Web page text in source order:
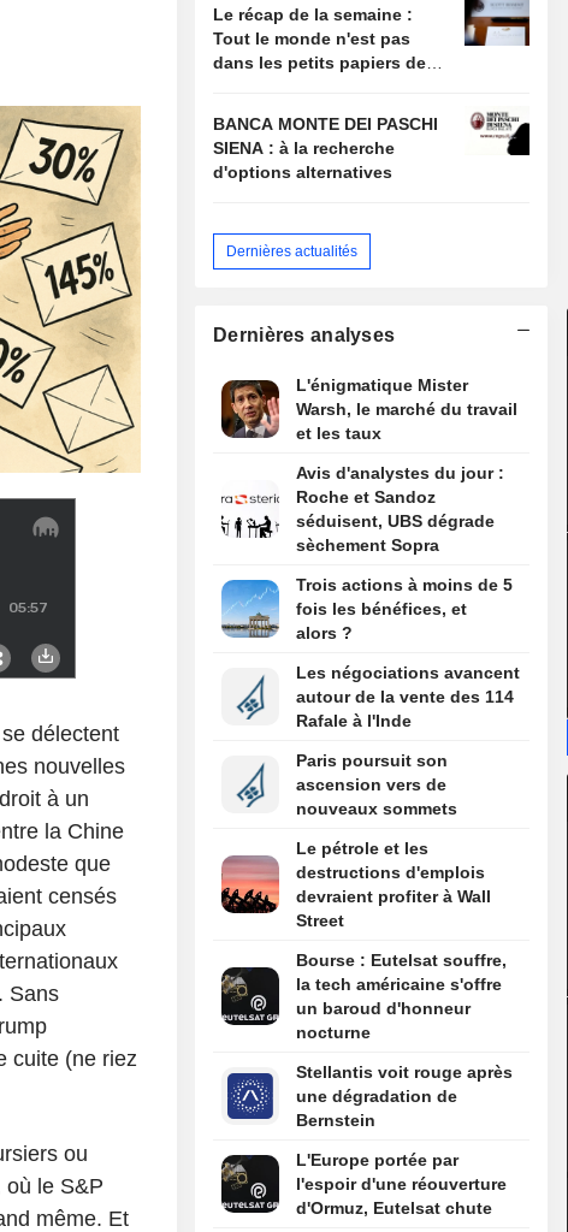
délectent
nouvelles
à un
la Chine
que
censés
Sans
cuite (ne riez
ou
où le S&P
même. Et
Le récap de la semaine :
Tout le monde n'est pas
dans les petits papiers de
BANCA MONTE DEI PASCHI
SIENA : à la recherche
d'options alternatives
Dernières actualités
Dernières analyses
L'énigmatique Mister
Warsh, le marché du travail
et les taux
Avis d'analystes du jour :
Roche et Sandoz
séduisent, UBS dégrade
sèchement Sopra
Trois actions à moins de 5
fois les bénéfices, et
alors ?
Les négociations avancent
autour de la vente des 114
Rafale à l'Inde
Paris poursuit son
ascension vers de
nouveaux sommets
Le pétrole et les
destructions d'emplois
devraient profiter à Wall
Street
Bourse : Eutelsat souffre,
la tech américaine s'offre
un baroud d'honneur
nocturne
Stellantis voit rouge après
une dégradation de
Bernstein
L'Europe portée par
l'espoir d'une réouverture
d'Ormuz, Eutelsat chute